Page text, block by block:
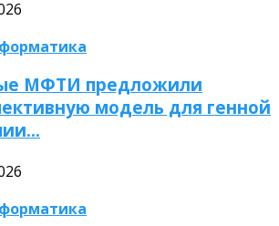
МФТИ предложили
модель для генной